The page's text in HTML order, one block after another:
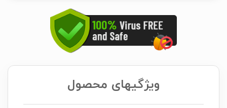
ویژگیهای محصول